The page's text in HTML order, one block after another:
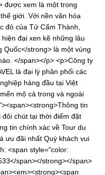
được xem là một trong
giới. Với nền văn hóa
đỏ của Tử Cấm Thành,
đại xen kẽ những lâu
Quốc</strong> là một vùng
</span></p> <p>Công ty
là đại lý phân phối các
hàng đầu tại Việt
mộ cả trong và ngoài
tin
chút tại thời điểm đặt
tin chính xác về Tour du
ưu đãi nhất Quý khách vui
<span style="color:
span></strong></span>